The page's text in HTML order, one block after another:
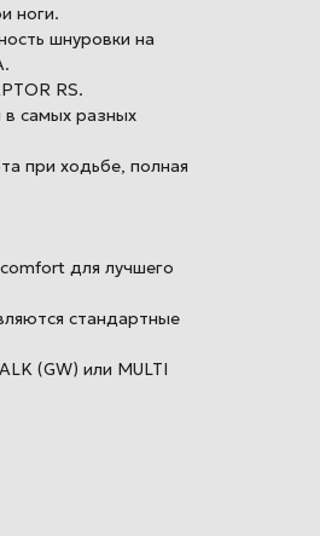
ноги.
шнуровки на
RS.
самых разных
при ходьбе, полная
для лучшего
стандартные
(GW) или MULTI